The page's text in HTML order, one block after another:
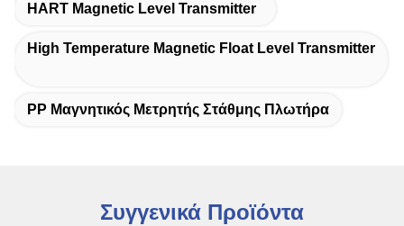
HART Magnetic Level Transmitter
High Temperature Magnetic Float Level Transmitter
PP Μαγνητικός Μετρητής Στάθμης Πλωτήρα
Συγγενικά Προϊόντα